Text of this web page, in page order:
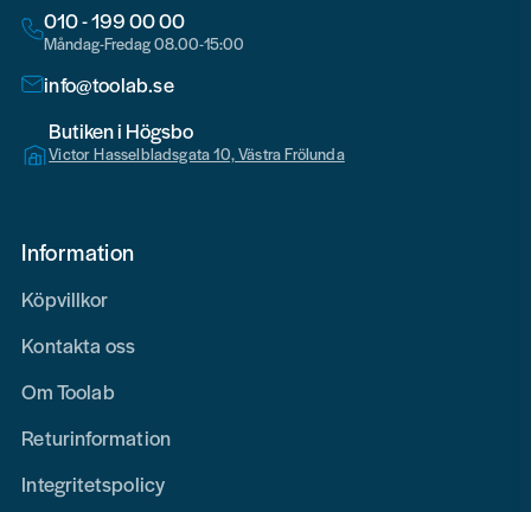
010 - 199 00 00
Måndag-Fredag 08.00-15:00
info@toolab.se
Butiken i Högsbo
Victor Hasselbladsgata 10, Västra Frölunda
Information
Köpvillkor
Kontakta oss
Om Toolab
Returinformation
Integritetspolicy